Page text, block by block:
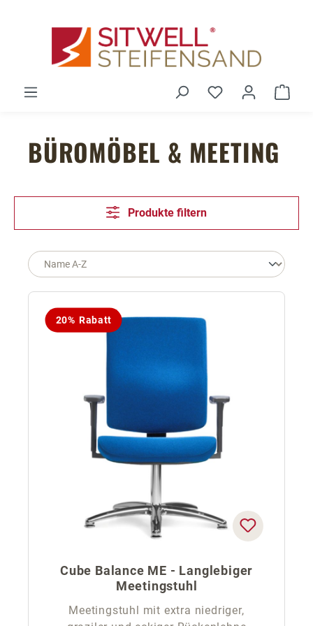
Du hast 0
BÜROMÖBEL & MEETING
Produkte filtern
20% Rabatt
Cube Balance ME - Langlebiger
Meetingstuhl
Meetingstuhl mit extra niedriger,